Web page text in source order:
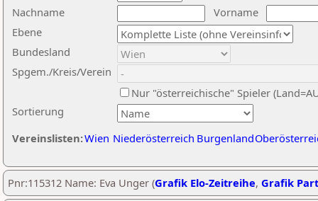
Nachname
Vorname
Ebene
Sortierung
Bundesland
Spgem./Kreis/Verein
Nur "österreichische" Spieler
Vereinslisten:Wien Niederösterreich Burgenland
Pnr:115312 Name: Eva Unger (Grafik Elo-Zeitreihe, Grafik